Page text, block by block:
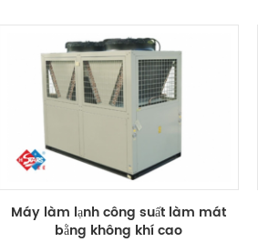
một loạt các mô hình hoàn chỉnh để đáp ứng
các yêu cầu của công suất và nhiệt độ làm mát
khác nhau yêu cầu. Thương hiệu: H'stars
Máy làm lạnh công suất làm mát
bằng không khí cao